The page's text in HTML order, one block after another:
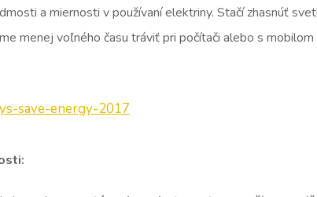
a miernosti v používaní elektriny. Stačí zhasnúť
menej voľného času tráviť pri počítači alebo s mobilom
save-energy-2017